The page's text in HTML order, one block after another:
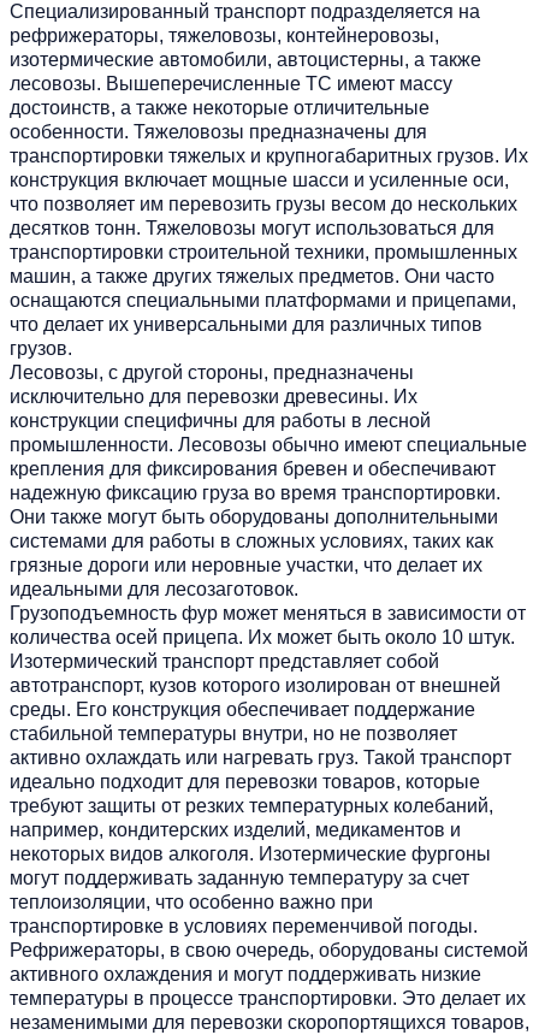
Специализированный транспорт подразделяется на
рефрижераторы, тяжеловозы, контейнеровозы,
изотермические автомобили, автоцистерны, а также
лесовозы. Вышеперечисленные ТС имеют массу
достоинств, а также некоторые отличительные
особенности. Тяжеловозы предназначены для
транспортировки тяжелых и крупногабаритных грузов. Их
конструкция включает мощные шасси и усиленные оси,
что позволяет им перевозить грузы весом до нескольких
десятков тонн. Тяжеловозы могут использоваться для
транспортировки строительной техники, промышленных
машин, а также других тяжелых предметов. Они часто
оснащаются специальными платформами и прицепами,
что делает их универсальными для различных типов
грузов.
Лесовозы, с другой стороны, предназначены
исключительно для перевозки древесины. Их
конструкции специфичны для работы в лесной
промышленности. Лесовозы обычно имеют специальные
крепления для фиксирования бревен и обеспечивают
надежную фиксацию груза во время транспортировки.
Они также могут быть оборудованы дополнительными
системами для работы в сложных условиях, таких как
грязные дороги или неровные участки, что делает их
идеальными для лесозаготовок.
Грузоподъемность фур может меняться в зависимости от
количества осей прицепа. Их может быть около 10 штук.
Изотермический транспорт представляет собой
автотранспорт, кузов которого изолирован от внешней
среды. Его конструкция обеспечивает поддержание
стабильной температуры внутри, но не позволяет
активно охлаждать или нагревать груз. Такой транспорт
идеально подходит для перевозки товаров, которые
требуют защиты от резких температурных колебаний,
например, кондитерских изделий, медикаментов и
некоторых видов алкоголя. Изотермические фургоны
могут поддерживать заданную температуру за счет
теплоизоляции, что особенно важно при
транспортировке в условиях переменчивой погоды.
Рефрижераторы, в свою очередь, оборудованы системой
активного охлаждения и могут поддерживать низкие
температуры в процессе транспортировки. Это делает их
незаменимыми для перевозки скоропортящихся товаров,